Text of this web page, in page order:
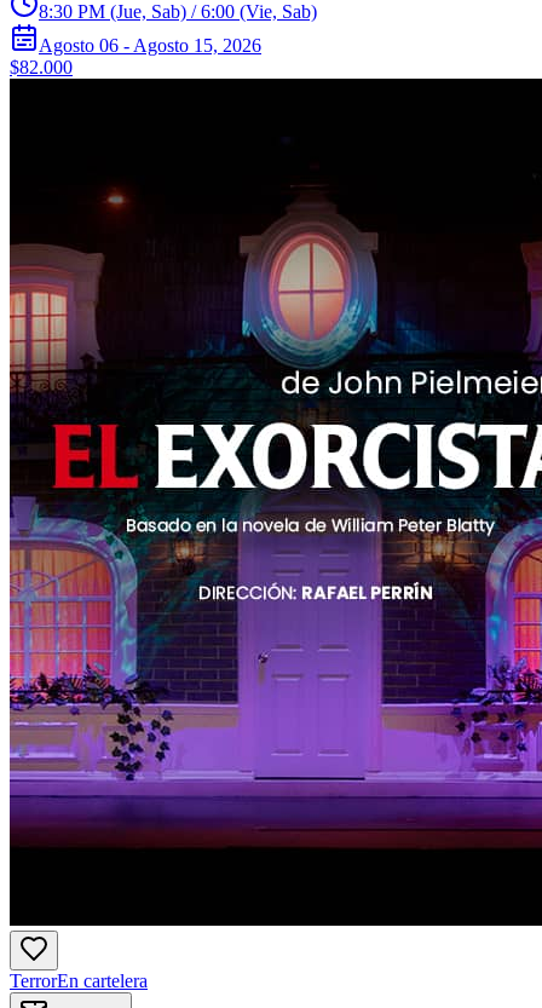
8:30 PM (Jue, Sab) / 6:00 (Vie, Sab)
Agosto 06 - Agosto 15, 2026
$82.000
TerrorEn cartelera